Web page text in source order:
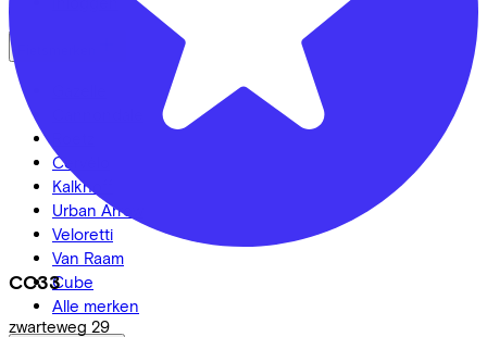
CC33
zwarteweg 29
Cervélo
Kalkhoff
Urban Arrow
Veloretti
Van Raam
Cube
Alle merken